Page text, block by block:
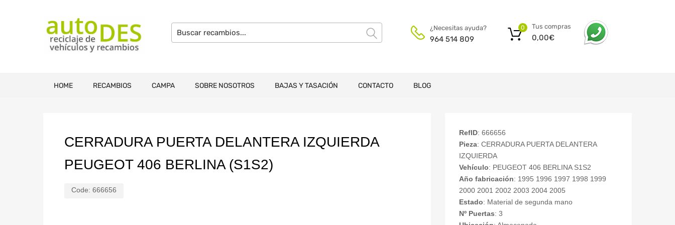
¿Necesitas ayuda?
964 514 809
Tus compras
0,00€
0
HOME RECAMBIOS CAMPA SOBRE NOSOTROS BAJAS Y TASACIÓN CONTACTO BLOG
CERRADURA PUERTA DELANTERA IZQUIERDA
PEUGEOT 406 BERLINA (S1S2)
Code: 666656
RefID: 666656
Pieza: CERRADURA PUERTA DELANTERA
IZQUIERDA
Vehículo: PEUGEOT 406 BERLINA S1S2
Año fabricación: 1995 1996 1997 1998 1999
2000 2001 2002 2003 2004 2005
Estado: Material de segunda mano
Nº Puertas: 3